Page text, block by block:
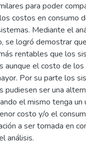
para poder
costos en consumo
Mediante el
se logró demostrar
rentables que los
aunque el costo de
Por su parte los
pudiesen ser una
el mismo tenga un
costo y/o el
a ser tomada en
análisis.